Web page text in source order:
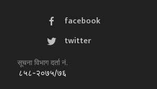
facebook
twitter
सूचना विभाग दर्ता नं.
८५८-२०७५/७६